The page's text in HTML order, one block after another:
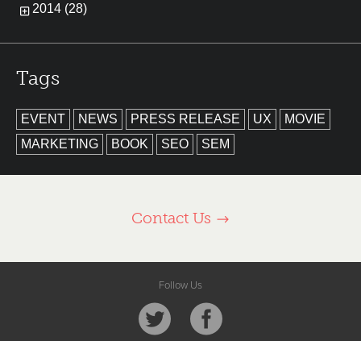
2014 (28)
Tags
EVENT NEWS PRESS RELEASE UX
MOVIE
MARKETING
BOOK SEO SEM
Contact Us
Follow Us